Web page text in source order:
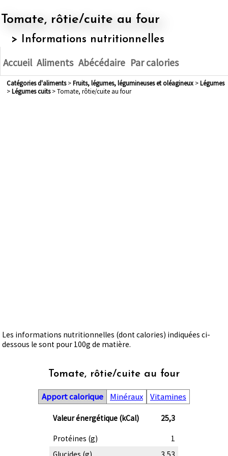
Tomate, rôtie/cuite au four
> Informations nutritionnelles
Accueil Aliments Abécédaire Par calories
Catégories d'aliments> fruits, légumes, légumineuses et oléagineux> légumes
> légumes cuits> Tomate, rôtie/cuite au four
Les informations nutritionnelles (dont calories) indiquées ci-
dessous le sont pour 100g de matière.
Tomate, rôtie/cuite au four
Apport calorique Minéraux Vitamines
Valeur énergétique (kCal) 25,3
Protéines (g)
1